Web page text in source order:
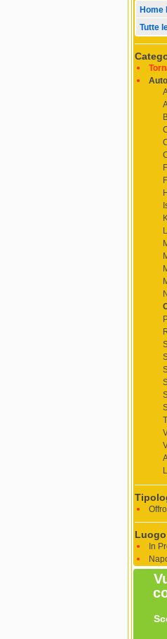
Home
Tutte
Offro
Luogo
In